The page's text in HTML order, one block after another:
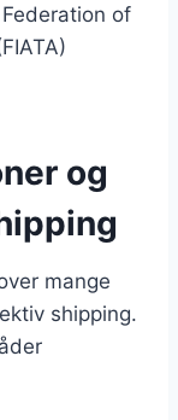
of
og
mange
shipping.